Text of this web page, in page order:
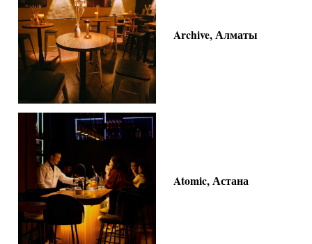
Archive, Алматы
Atomic, Астана